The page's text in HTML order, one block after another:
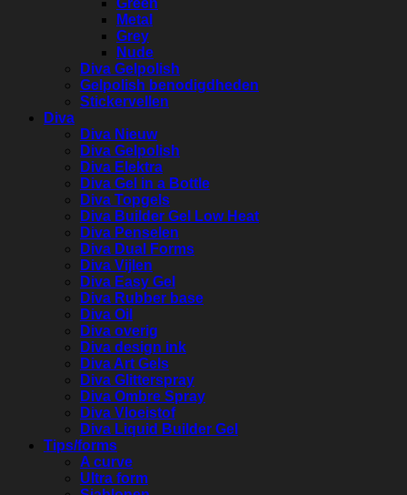
Green
Metal
Grey
Nude
Diva Gelpolish
Gelpolish benodigdheden
Stickervellen
Diva
Diva Nieuw
Diva Gelpolish
Diva Elektra
Diva Gel in a Bottle
Diva Topgels
Diva Builder Gel Low Heat
Diva Penselen
Diva Dual Forms
Diva Vijlen
Diva Easy Gel
Diva Rubber base
Diva Oil
Diva overig
Diva design ink
Diva Art Gels
Diva Glitterspray
Diva Ombre Spray
Diva Vloeistof
Diva Liquid Builder Gel
Tips/forms
A curve
Ultra form